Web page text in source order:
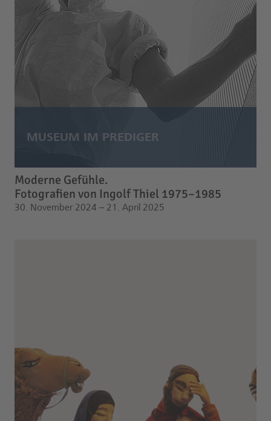
Moderne Gefühle.
Fotografien von Ingolf Thiel 1975–1985
30. November 2024 – 21. April 2025